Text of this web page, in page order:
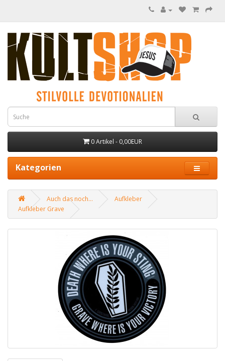
0 Artikel - 0,00EUR
Kategorien
Auch das noch...
Aufkleber
Aufkleber Grave